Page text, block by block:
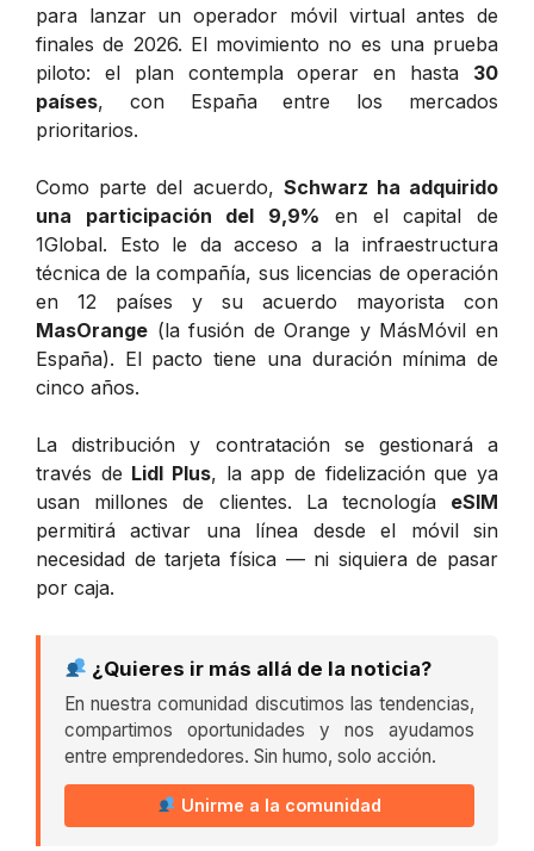
para lanzar un operador móvil virtual antes de
finales de 2026. El movimiento no es una prueba
piloto: el plan contempla operar en hasta 30
países, con España entre los mercados
prioritarios.
Como parte del acuerdo, Schwarz ha adquirido
una participación del 9,9% en el capital de
1Global. Esto le da acceso a la infraestructura
técnica de la compañía, sus licencias de operación
en 12 países y su acuerdo mayorista con
MasOrange (la fusión de Orange y MásMóvil en
España). El pacto tiene una duración mínima de
cinco años.
La distribución y contratación se gestionará a
través de Lidl Plus, la app de fidelización que ya
usan millones de clientes. La tecnología eSIM
permitirá activar una línea desde el móvil sin
necesidad de tarjeta física — ni siquiera de pasar
por caja.
¿Quieres ir más allá de la noticia?
En nuestra comunidad discutimos las tendencias,
compartimos oportunidades y nos ayudamos
entre emprendedores. Sin humo, solo acción.
Unirme a la comunidad